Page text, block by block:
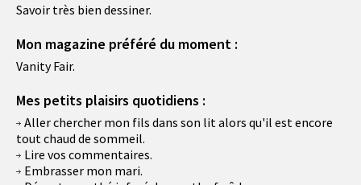
Savoir très bien dessiner.
Mon magazine préféré du moment :
Vanity Fair.
Mes petits plaisirs quotidiens :
Aller chercher mon fils dans son lit alors qu'il est encore
tout chaud de sommeil.
Lire vos commentaires.
Embrasser mon mari.